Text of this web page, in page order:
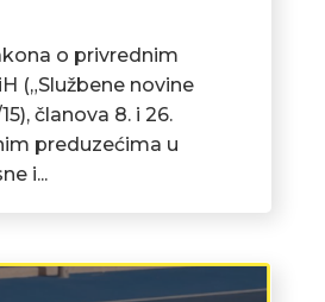
o privrednim
(„Službene novine
članova 8. i 26.
preduzećima u
i...